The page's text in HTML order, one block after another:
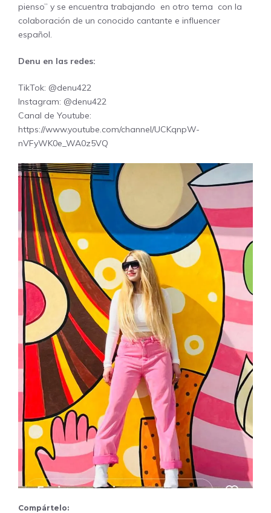
pienso” y se encuentra trabajando en otro tema con la
colaboración de un conocido cantante e influencer
español.
Denu en las redes:
TikTok: @denu422
Instagram: @denu422
Canal de Youtube:
https://www.youtube.com/channel/UCKqnpW-
nVFyWK0e_WA0z5VQ
Compártelo: